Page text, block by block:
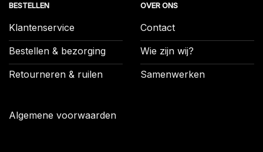
BESTELLEN
Klantenservice
Bestellen & bezorging
Retourneren & ruilen
Algemene voorwaarden
OVER ONS
Contact
Wie zijn wij?
Samenwerken